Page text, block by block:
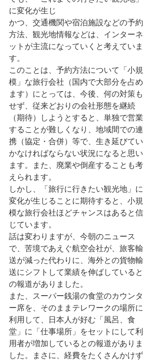
に変化が生じ
かつ、交通機関や宿泊施設などの予約
方法、観光地情報などは、インターネ
ットが主流になっていくと考えていま
す。
このことは、予約方法について「小規
模」な旅行会社（国内で大部分を占め
ます）にとっては、今後、何の対策も
せず、従来どおりの会社形態を継続
（期待）しようとすると、単独で営業
することが難しくなり、地域間での連
携（協定・合併）等で、生き延びてい
かなければならない状況になると思い
ます。また、廃業や倒産することも考
えられます。
しかし、「旅行に行きたい観光地」に
変化が生じることに期待すると、小規
模な旅行会社ほどチャンスはあると信
じています。
話は変わりますが、今朝のニュース
で、苦境であえぐ航空会社が、旅客輸
送が減った代わりに、海外との貨物輸
送にシフトして業績を伸ばしていると
の報道がありました。
また、スーパー銭湯の食堂のカウンタ
ー席を、そのままテレワークの場所に
利用して、日本人が好む「風呂、食
堂」に「仕事場所」をセットにして利
用者が増加しているとの報道がありま
した。まさに、経費をたくさんかけず